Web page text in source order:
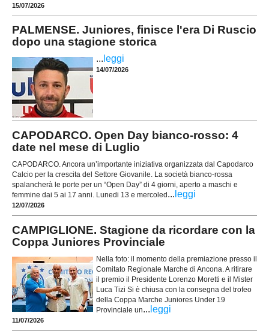
15/07/2026
PALMENSE. Juniores, finisce l'era Di Ruscio
dopo una stagione storica
... leggi
14/07/2026
CAPODARCO. Open Day bianco-rosso: 4
date nel mese di Luglio
CAPODARCO. Ancora un’importante iniziativa organizzata dal Capodarco
Calcio per la crescita del Settore Giovanile. La società bianco-rossa
spalancherà le porte per un “Open Day” di 4 giorni, aperto a maschi e
femmine dai 5 ai 17 anni. Lunedi 13 e mercoled ... leggi
12/07/2026
CAMPIGLIONE. Stagione da ricordare con la
Coppa Juniores Provinciale
Nella foto: il momento della premiazione presso il
Comitato Regionale Marche di Ancona. A ritirare
il premio il Presidente Lorenzo Moretti e il Mister
Luca Tizi Si è chiusa con la consegna del trofeo
della Coppa Marche Juniores Under 19
Provinciale un... leggi
11/07/2026